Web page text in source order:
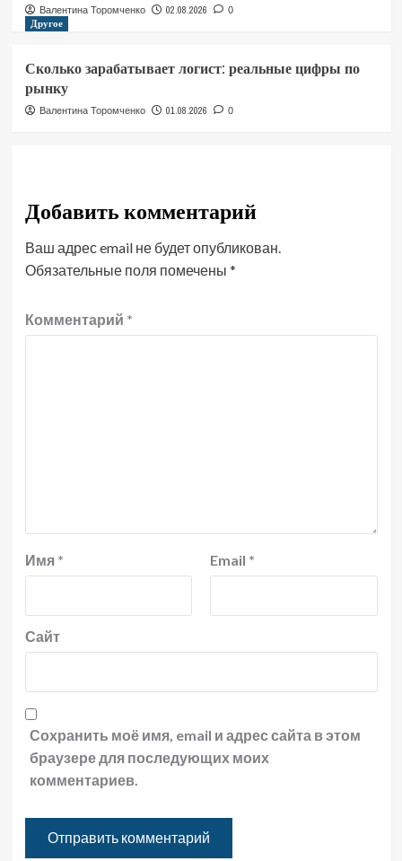
Валентина Торомченко 02.08.2026 0
Другое
Сколько зарабатывает логист: реальные цифры по
рынку
Валентина Торомченко 01.08.2026 0
Добавить комментарий
Ваш адрес email не будет опубликован.
Обязательные поля помечены *
Комментарий *
Имя * Email *
Сайт
Сохранить моё имя, email и адрес сайта в этом
браузере для последующих моих
комментариев.